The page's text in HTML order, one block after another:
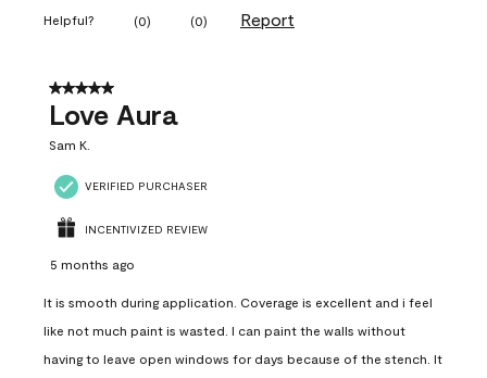
Helpful? (0) (0) Report
5 out of 5 stars.
Love Aura
Sam K.
VERIFIED PURCHASER
INCENTIVIZED REVIEW
5 months ago
It is smooth during application. Coverage is excellent and i feel
like not much paint is wasted. I can paint the walls without
having to leave open windows for days because of the stench. It